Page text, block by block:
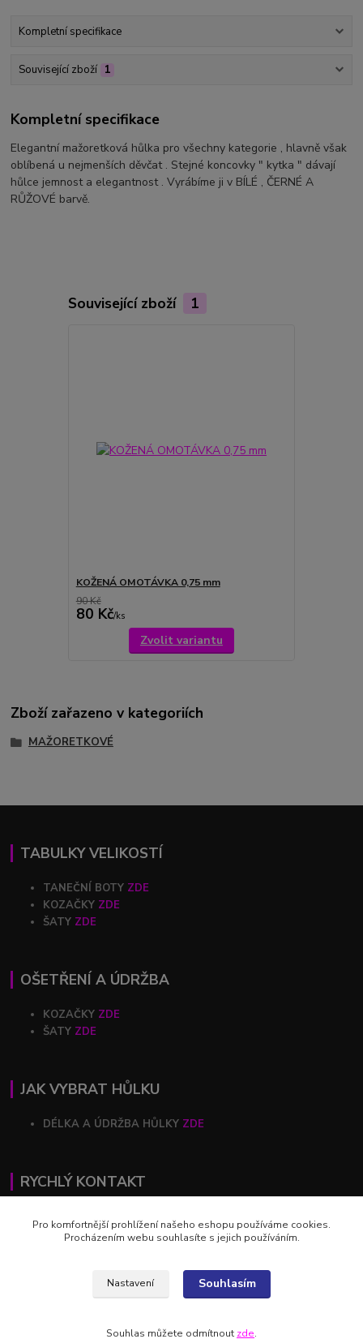
Kompletní specifikace
Související zboží 1
Kompletní specifikace
Elegantní mažoretková hůlka pro všechny kategorie , hlavně však
oblíbená u nejmenších děvčat . Stejné koncovky " kytka " dávají
hůlce jemnost a elegantnost . Vyrábíme ji v BÍLÉ , ČERNÉ A
RŮŽOVÉ barvě.
Související zboží 1
KOŽENÁ OMOTÁVKA 0,75 mm
90 Kč
80 Kč/ks
Zvolit variantu
Zboží zařazeno v kategoriích
MAŽORETKOVÉ
TABULKY VELIKOSTÍ
TANEČNÍ BOTY ZDE
KOZAČKY ZDE
ŠATY ZDE
OŠETŘENÍ A ÚDRŽBA
KOZAČKY ZDE
ŠATY ZDE
JAK VYBRAT HŮLKU
DÉLKA A ÚDRŽBA HŮLKY ZDE
RYCHLÝ KONTAKT
+420 602 446 844
Pro komfortnější prohlížení našeho eshopu používáme cookies.
Procházením webu souhlasíte s jejich používáním.
Nastavení Souhlasím
Souhlas můžete odmítnout zde.